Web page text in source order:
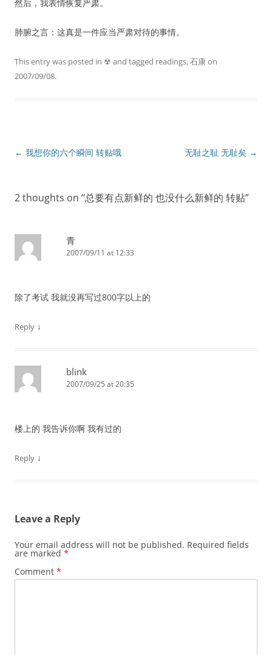
然后，我表情恢复严肃。
肺腑之言：这真是一件应当严肃对待的事情。
This entry was posted in ☢ and tagged readings,石康 on
2007/09/08.
Post
← 我想你的六个瞬间 转贴哦 无耻之耻 无耻矣 →
2 thoughts on “总要有点新鲜的 也没什么新鲜的 转贴”
青
2007/09/11 at 12:33
除了考试 我就没再写过800字以上的
Reply ↓
blink
2007/09/25 at 20:35
楼上的 我告诉你啊 我有过的
Reply ↓
Leave a Reply
Your email address will not be published. Required fields
are marked *
Comment *